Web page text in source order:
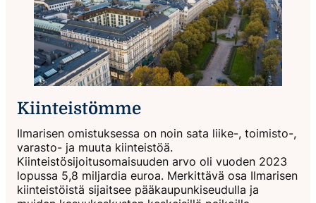
Kiinteistömme
Ilmarisen omistuksessa on noin sata liike-, toimisto-,
varasto- ja muuta kiinteistöä.
Kiinteistösijoitusomaisuuden arvo oli vuoden 2023
lopussa 5,8 miljardia euroa. Merkittävä osa Ilmarisen
kiinteistöistä sijaitsee pääkaupunkiseudulla ja